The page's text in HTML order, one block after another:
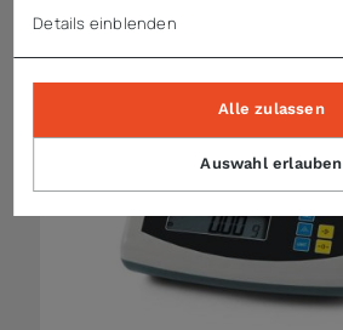
Details einblenden
Auswahl erlauben
Alle zulassen